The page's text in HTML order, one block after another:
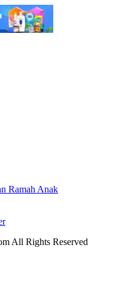
Ramah Anak
All Rights Reserved